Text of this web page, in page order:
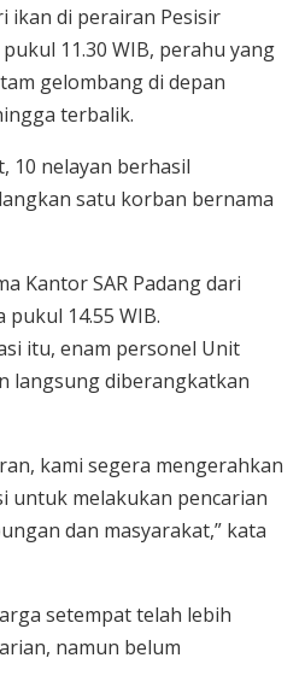
ikan di perairan Pesisir
11.30 WIB, perahu yang
gelombang di depan
terbalik.
10 nelayan berhasil
satu korban bernama
Kantor SAR Padang dari
14.55 WIB.
itu, enam personel Unit
langsung diberangkatkan
kami segera mengerahkan
untuk melakukan pencarian
dan masyarakat,” kata
setempat telah lebih
namun belum